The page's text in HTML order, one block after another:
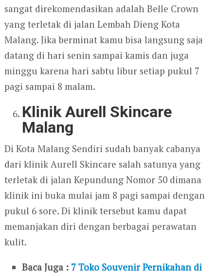
sangat direkomendasikan adalah Belle Crown
yang terletak di jalan Lembah Dieng Kota
Malang. Jika berminat kamu bisa langsung saja
datang di hari senin sampai kamis dan juga
minggu karena hari sabtu libur setiap pukul 7
pagi sampai 8 malam.
Klinik Aurell Skincare
Malang
Di Kota Malang Sendiri sudah banyak cabanya
dari klinik Aurell Skincare salah satunya yang
terletak di jalan Kepundung Nomor 50 dimana
klinik ini buka mulai jam 8 pagi sampai dengan
pukul 6 sore. Di klinik tersebut kamu dapat
memanjakan diri dengan berbagai perawatan
kulit.
Baca Juga : 7 Toko Souvenir Pernikahan di